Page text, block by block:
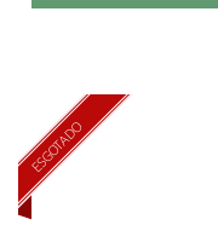
ESGOTADO